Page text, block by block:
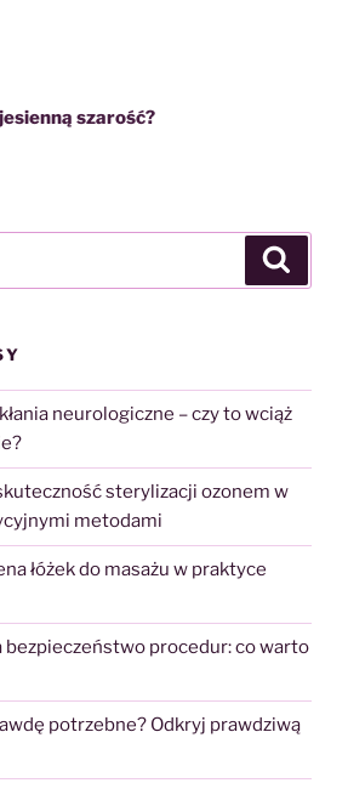
szarość?
neurologiczne – czy to wciąż
sterylizacji ozonem w
metodami
łóżek do masażu w praktyce
bezpieczeństwo procedur: co warto
potrzebne? Odkryj prawdziwą